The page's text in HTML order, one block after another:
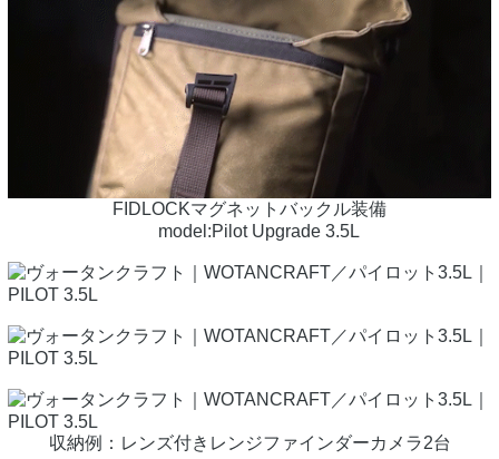
FIDLOCKマグネットバックル装備
model:Pilot Upgrade 3.5L
収納例：レンズ付きレンジファインダーカメラ2台